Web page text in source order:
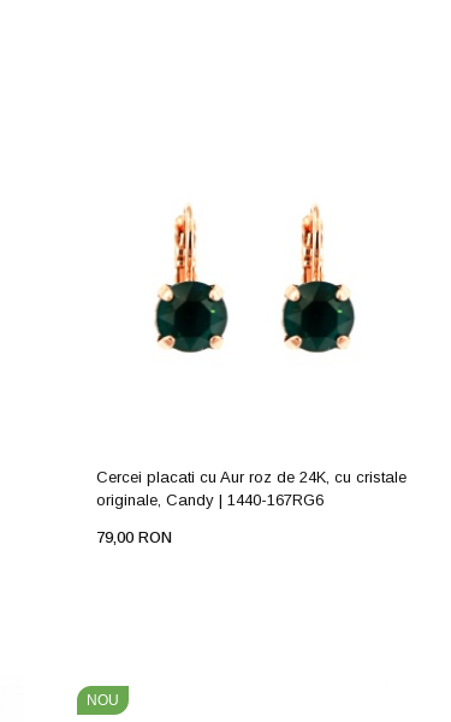
Cercei placati cu Aur roz de 24K, cu cristale
originale, Candy | 1440-167RG6
79,00 RON
NOU